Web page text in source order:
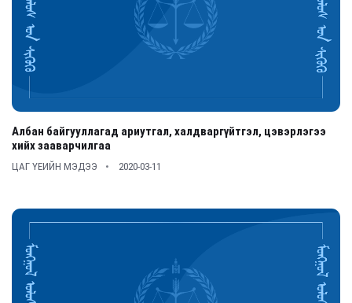
Албан байгууллагад ариутгал, халдваргүйтгэл, цэвэрлэгээ
хийх зааварчилгаа
ЦАГ ҮЕИЙН МЭДЭЭ 2020-03-11